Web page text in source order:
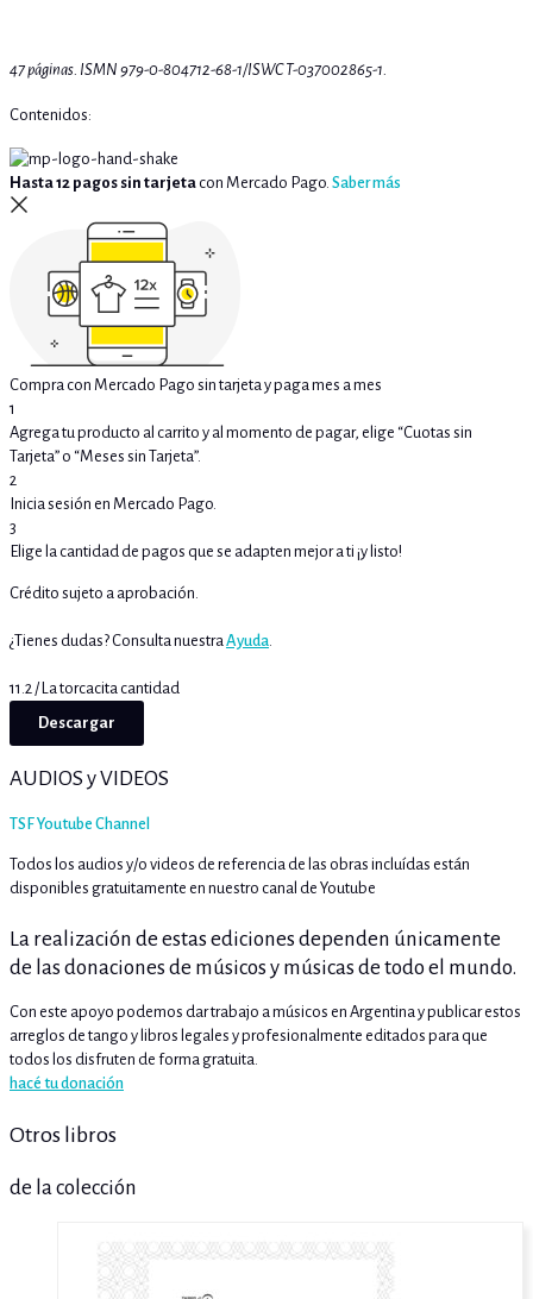
47 páginas. ISMN 979-0-804712-68-1/ISWC T-037002865-1.
Contenidos:
Hasta 12 pagos sin tarjeta con Mercado Pago. Saber más
Compra con Mercado Pago sin tarjeta y paga mes a mes
1
Agrega tu producto al carrito y al momento de pagar, elige “Cuotas sin
Tarjeta” o “Meses sin Tarjeta”.
2
Inicia sesión en Mercado Pago.
3
Elige la cantidad de pagos que se adapten mejor a ti ¡y listo!
Crédito sujeto a aprobación.
¿Tienes dudas? Consulta nuestra Ayuda
11.2 / La torcacita cantidad
Descargar
AUDIOS y VIDEOS
TSF Youtube Channel
Todos los audios y/o videos de referencia de las obras incluídas están
disponibles gratuitamente en nuestro canal de Youtube
La realización de estas ediciones dependen únicamente
de las donaciones de músicos y músicas de todo el mundo.
Con este apoyo podemos dar trabajo a músicos en Argentina y publicar estos
arreglos de tango y libros legales y profesionalmente editados para que
todos los disfruten de forma gratuita.
hacé tu donación
Otros libros
de la colección